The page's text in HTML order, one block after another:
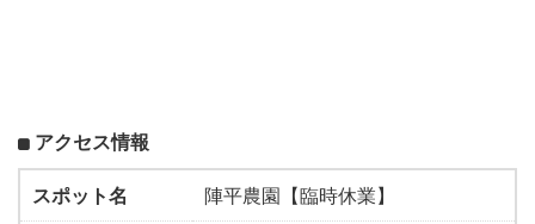
アクセス情報
スポット名
陣平農園【臨時休業】